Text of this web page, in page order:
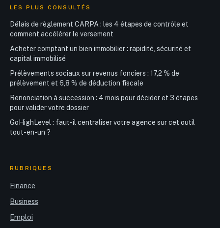
LES PLUS CONSULTÉS
Délais de règlement CARPA : les 4 étapes de contrôle et
comment accélérer le versement
Acheter comptant un bien immobilier : rapidité, sécurité et
capital immobilisé
Prélèvements sociaux sur revenus fonciers : 17,2 % de
prélèvement et 6,8 % de déduction fiscale
Renonciation à succession : 4 mois pour décider et 3 étapes
pour valider votre dossier
GoHighLevel : faut-il centraliser votre agence sur cet outil
tout-en-un ?
RUBRIQUES
Finance
Business
Emploi